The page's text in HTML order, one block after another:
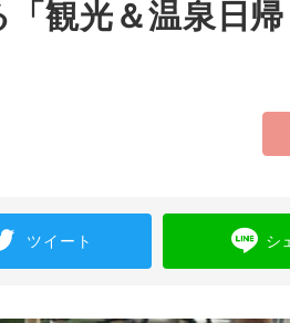
観光＆温泉日
ツイート シ